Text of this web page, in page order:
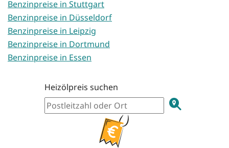
Benzinpreise in Stuttgart
Benzinpreise in Düsseldorf
Benzinpreise in Leipzig
Benzinpreise in Dortmund
Benzinpreise in Essen
Heizölpreis suchen